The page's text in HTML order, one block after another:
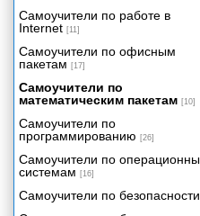
Пакет для студентов student
Пакет для работы с тензорами
tensor
Пакет Domains
Обзор пакетов узкого
назначения
Новые пакеты системы Maple
Пакет для работы с рядами
ортогональных многочленов
OrthogonalSeries
Пакет поддержки стандарта
Самоучители по работе в
Internet [11]
Самоучители по офисным
пакетам [17]
Самоучители по
математическим пакетам [10]
Самоучители по
программированию [26]
Самоучители по
системам [16]
Самоучители по безопасности